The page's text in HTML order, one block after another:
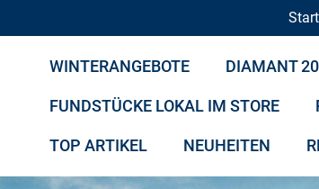
Start
WINTERANGEBOTE DIAMANT
FUNDSTÜCKE LOKAL IM STORE
TOP ARTIKEL NEUHEITEN